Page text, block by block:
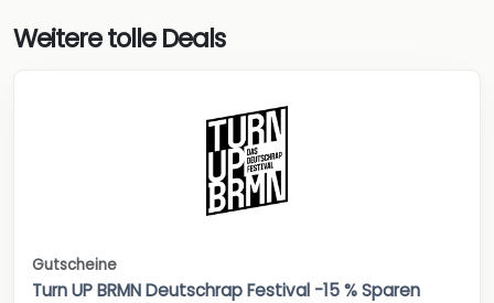
Weitere tolle Deals
Gutscheine
Turn UP BRMN Deutschrap Festival -15 % Sparen